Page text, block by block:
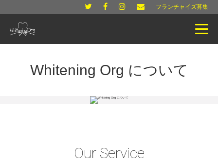
フランチャイズ募集
Whitening Org について
Our Service